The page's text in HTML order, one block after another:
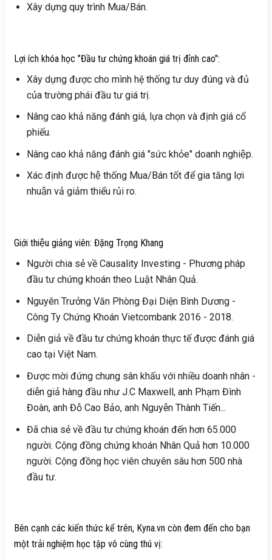
Xây dựng quy trình Mua/Bán.
Lợi ích khóa học "Đầu tư chứng khoán giá trị đỉnh cao":
Xây dựng được cho mình hệ thống tư duy đúng và đủ
của trường phái đầu tư giá trị.
Nâng cao khả năng đánh giá, lựa chọn và định giá cổ
phiếu.
Nâng cao khả năng đánh giá "sức khỏe" doanh nghiệp.
Xác định được hệ thống Mua/Bán tốt để gia tăng lợi
nhuận vả giảm thiểu rủi ro.
Giới thiệu giảng viên: Đặng Trọng Khang
Người chia sẻ về Causality Investing - Phương pháp
đầu tư chứng khoán theo Luật Nhân Quả.
Nguyên Trưởng Văn Phòng Đại Diện Bình Dương -
Công Ty Chứng Khoán Vietcombank 2016 - 2018.
Diễn giả về đầu tư chứng khoán thực tế được đánh giá
cao tại Việt Nam.
Được mời đứng chung sân khấu với nhiều doanh nhân -
diễn giả hàng đầu như J.C Maxwell, anh Phạm Đình
Đoàn, anh Đỗ Cao Bảo, anh Nguyễn Thành Tiến...
Đã chia sẻ về đầu tư chứng khoán đến hơn 65.000
người. Cộng đồng chứng khoán Nhân Quả hơn 10.000
người. Cộng đồng học viên chuyên sâu hơn 500 nhà
đầu tư.
Bên cạnh các kiến thức kể trên, Kyna.vn còn đem đến cho bạn
một trải nghiệm học tập vô cùng thú vị: